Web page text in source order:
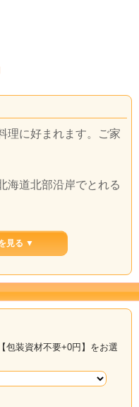
理に好まれます。ご家
海道北部沿岸でとれる
特有の良い香りの澄ん
使いいただけます。
見る ▼
包装資材不要+0円】をお選